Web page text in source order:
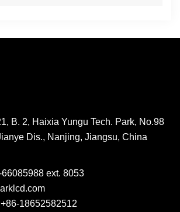
B. 2, Haixia Yungu Tech. Park, No.98
Dis., Nanjing, Jiangsu, China
66085988 ext. 8053
18652582512
Deutsch
español